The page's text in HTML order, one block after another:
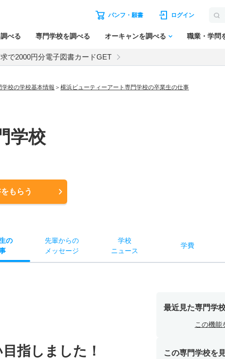
パンフ・願書 ログイン
べる 専門学校を調べる オーキャンを調べる 職業・学問
求で2000円分電子図書カードGET
校の学校基本情報
横浜ビューティーアート専門学校の卒業生の仕事
学校
をもらう
の
先輩からの
メッセージ
学校
ニュース
学費
指しました！
最近見た専門学
この機能
この専門学校を